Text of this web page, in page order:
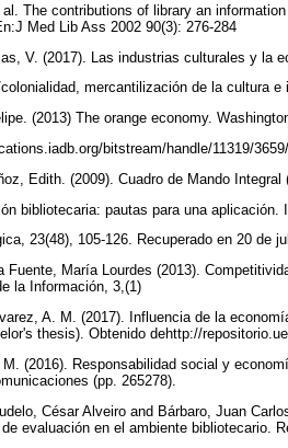
The contributions of library an
Med Lib Ass 2002 90(3): 276-284
V. (2017). Las industrias culturales y la
mercantilización de la cultura
(2013) The orange economy.
bitstream/handle/11319/
Edith. (2009). Cuadro de Mando
bibliotecaria: pautas para una
23(48), 105-126. Recuperado en 20 de
Fuente, María Lourdes (2013).
la Información, 3,(1)
A. M. (2017). Influencia de la
thesis). Obtenido dehttp://
(2016). Responsabilidad social y
(pp. 265278).
César Alveiro and Bárbaro, Juan
evaluación en el ambiente bibliotecario.